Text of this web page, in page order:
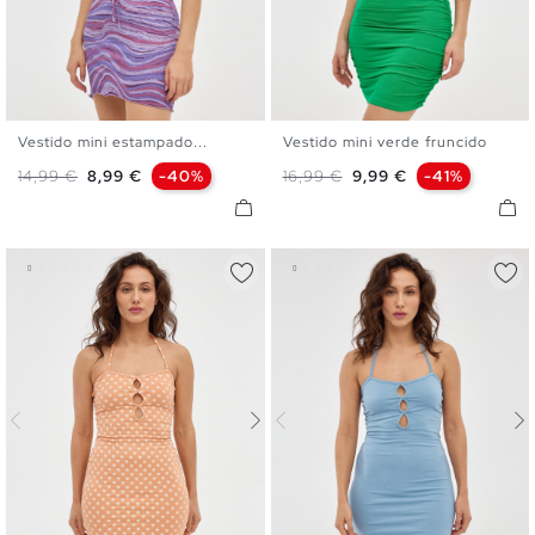
XS S M L
Vestido mini estampado...
Precio base
14,99 € Precio
8,99 € -40%
XS S M L
Vestido mini verde fruncido
Precio base
16,99 € Precio
9,99 € -41%